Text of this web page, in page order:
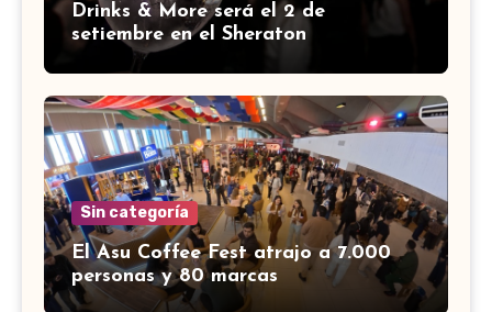
Drinks & More será el 2 de
setiembre en el Sheraton
Sin categoría
El Asu Coffee Fest atrajo a 7.000
personas y 80 marcas